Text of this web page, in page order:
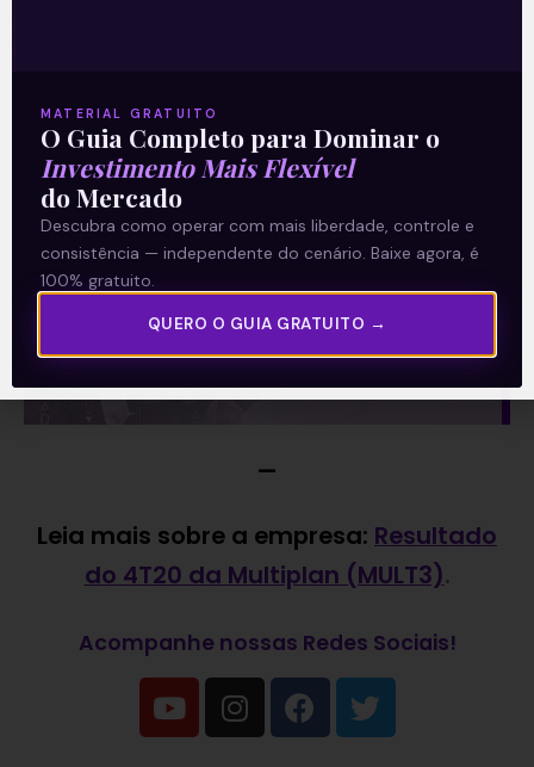
investimentos de maneira prática,
clique abaixo einscreva-se
gratuitamente
—
Leia mais sobre a empresa: Resultado
do 4T20 da Multiplan (MULT3).
Acompanhe nossas Redes Sociais!
MATERIAL GRATUITO
O Guia Completo para Dominar o
Investimento Mais Flexível
do Mercado
Descubra como operar com mais liberdade, controle e
consistência — independente do cenário. Baixe agora, é
100% gratuito.
QUERO O GUIA GRATUITO →